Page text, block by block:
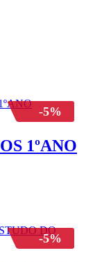
-5%
1ºANO
-5%